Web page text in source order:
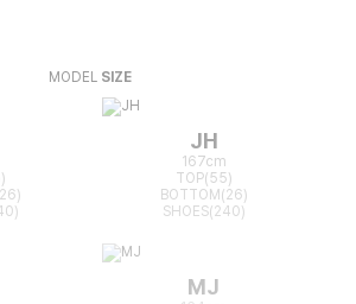
MODEL SIZE
JH
167cm
TOP(55)
BOTTOM(26)
SHOES(240)
MJ